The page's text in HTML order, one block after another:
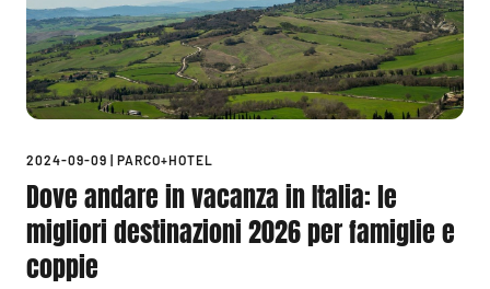
2024-09-09 PARCO+HOTEL
Dove andare in vacanza in Italia: le
migliori destinazioni 2026 per famiglie e
coppie